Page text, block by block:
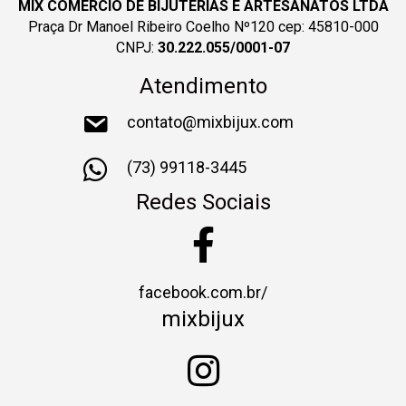
MIX COMERCIO DE BIJUTERIAS E ARTESANATOS LTDA
Praça Dr Manoel Ribeiro Coelho Nº120 cep: 45810-000
CNPJ: 30.222.055/0001-07
Atendimento
contato@mixbijux.com
(73) 99118-3445
Redes Sociais
facebook.com.br/
mixbijux